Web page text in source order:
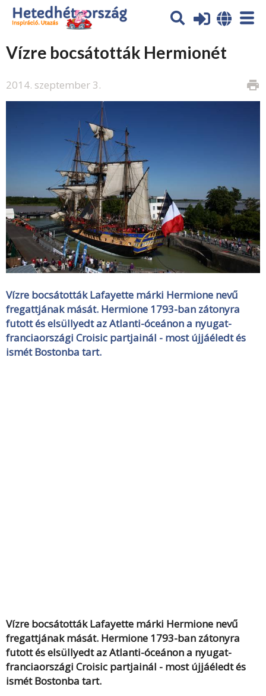
Vízre bocsátották Hermionét
2014. szeptember 3. print
Vízre bocsátották Lafayette márki Hermione nevű
fregattjának mását. Hermione 1793-ban zátonyra
futott és elsüllyedt az Atlanti-óceánon a nyugat-
franciaországi Croisic partjainál - most újjáéledt és
ismét Bostonba tart.
Vízre bocsátották Lafayette márki Hermione nevű
fregattjának mását. Hermione 1793-ban zátonyra
futott és elsüllyedt az Atlanti-óceánon a nyugat-
franciaországi Croisic partjainál - most újjáéledt és
ismét Bostonba tart.